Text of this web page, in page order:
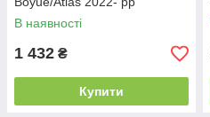
В наявності
1 432 ₴
Купити